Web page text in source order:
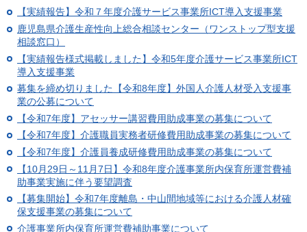
【実績報告】令和７年度介護サービス事業所ICT導入支援事業
鹿児島県介護生産性向上総合相談センター（ワンストップ型支援
相談窓口）
【実績報告様式掲載しました】令和5年度介護サービス事業所ICT
導入支援事業
募集を締め切りました【令和8年度】外国人介護人材受入支援事
業の公募について
【令和7年度】アセッサー講習費用助成事業の募集について
【令和7年度】介護職員実務者研修費用助成事業の募集について
【令和7年度】介護員養成研修費用助成事業の募集について
【10月29日～11月7日】令和8年度介護事業所内保育所運営費補
助事業実施に伴う要望調査
【募集開始】令和7年度離島・中山間地域等における介護人材確
保支援事業の募集について
介護事業所内保育所運営費補助事業について